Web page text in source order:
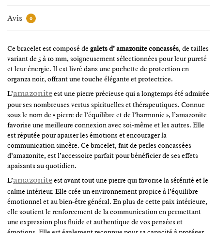
Avis 0
Ce bracelet est composé de galets d’ amazonite concassés, de tailles
variant de 5 à 10 mm, soigneusement sélectionnées pour leur pureté
et leur énergie. Il est livré dans une pochette de protection en
organza noir, offrant une touche élégante et protectrice.
L’amazoniteest une pierre précieuse qui a longtemps été admirée
pour ses nombreuses vertus spirituelles et thérapeutiques. Connue
sous le nom de « pierre de l’équilibre et de l’harmonie », l’amazonite
favorise une meilleure connexion avec soi-même et les autres. Elle
est réputée pour apaiser les émotions et encourager la
communication sincère. Ce bracelet, fait de perles concassées
d’amazonite, est l’accessoire parfait pour bénéficier de ses effets
apaisants au quotidien.
L’amazoniteest avant tout une pierre qui favorise la sérénité et le
calme intérieur. Elle crée un environnement propice à l’équilibre
émotionnel et au bien-être général. En plus de cette paix intérieure,
elle soutient le renforcement de la communication en permettant
une expression plus fluide et authentique de vos pensées et